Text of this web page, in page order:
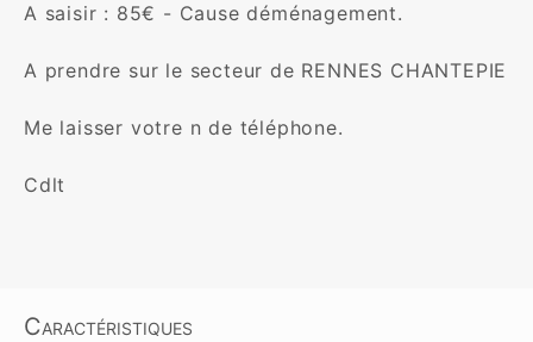
A saisir : 85€ - Cause déménagement.
A prendre sur le secteur de RENNES CHANTEPIE
Me laisser votre n de téléphone.
Cdlt
Caractéristiques